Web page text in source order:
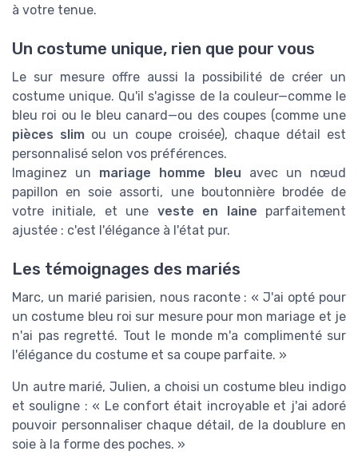
à votre tenue.
Un costume unique, rien que pour vous
Le sur mesure offre aussi la possibilité de créer un
costume unique. Qu'il s'agisse de la couleur—comme le
bleu roi ou le bleu canard—ou des coupes (comme une
pièces slim ou un coupe croisée), chaque détail est
personnalisé selon vos préférences.
Imaginez un mariage homme bleu avec un nœud
papillon en soie assorti, une boutonnière brodée de
votre initiale, et une veste en laine parfaitement
ajustée : c'est l'élégance à l'état pur.
Les témoignages des mariés
Marc, un marié parisien, nous raconte : « J'ai opté pour
un costume bleu roi sur mesure pour mon mariage et je
n'ai pas regretté. Tout le monde m'a complimenté sur
l'élégance du costume et sa coupe parfaite. »
Un autre marié, Julien, a choisi un costume bleu indigo
et souligne : « Le confort était incroyable et j'ai adoré
pouvoir personnaliser chaque détail, de la doublure en
soie à la forme des poches. »